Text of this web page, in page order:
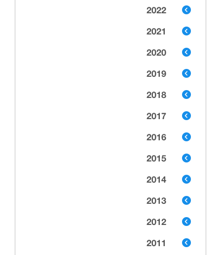
2022
2021
2020
2019
2018
2017
2016
2015
2014
2013
2012
2011